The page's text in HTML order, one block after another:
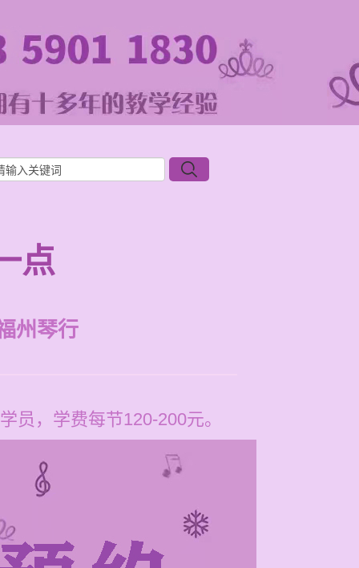
点
州琴行
员，学费每节120-200元。